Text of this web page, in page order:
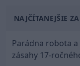
NAJČÍTANEJŠIE
Parádna robota a
zásahy 17-